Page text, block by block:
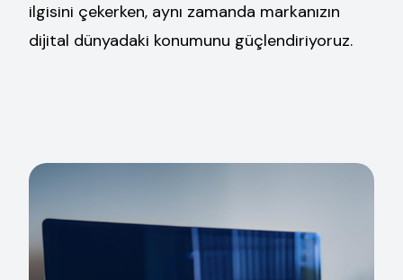
ilgisini çekerken, aynı zamanda markanızın
dijital dünyadaki konumunu güçlendiriyoruz.